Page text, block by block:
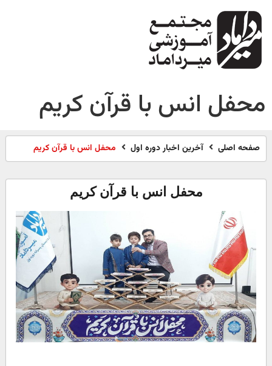
محفل انس با قرآن کریم
صفحه اصلی آخرین اخبار دوره اول محفل انس با قرآن کریم
محفل انس با قرآن کریم